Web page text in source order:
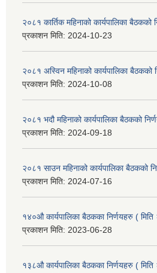
२०८१ कार्तिक महिनाको कार्यपालिका बैठकको
प्रकाशन मिति: 2024-10-23
२०८१ अस्विन महिनाको कार्यपालिका बैठकको
प्रकाशन मिति: 2024-10-08
२०८१ भदौ महिनाको कार्यपालिका बैठकको
प्रकाशन मिति: 2024-09-18
२०८१ साउन महिनाको कार्यपालिका बैठकको
प्रकाशन मिति: 2024-07-16
१४०औ कार्यपालिका बैठकका निर्णयहरु (
प्रकाशन मिति: 2023-06-28
१३८औ कार्यपालिका बैठकका निर्णयहरु (